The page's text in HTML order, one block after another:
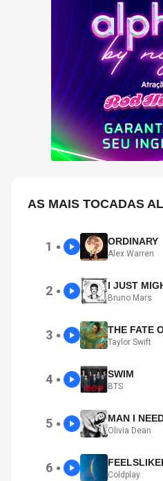
AS MAIS TOCADAS
1 ● ORDINARY
Alex Warren
2 ● I JUST
Bruno Mars
3 ● THE FATE
Taylor Swift
4 ● SWIM
BTS
5 ● MAN I
Olivia Dean
6 ●
Coldplay